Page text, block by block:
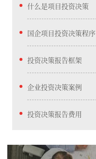
什么是项目投资决策
国企项目投资决策程序
投资决策报告框架
企业投资决策案例
投资决策报告费用